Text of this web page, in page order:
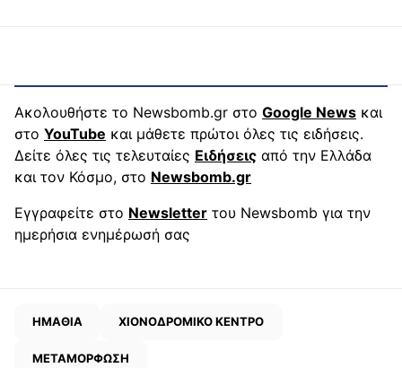
Ακολουθήστε το Newsbomb.gr στο Google News και
στο YouTube και μάθετε πρώτοι όλες τις ειδήσεις.
Δείτε όλες τις τελευταίες Ειδήσεις από την Ελλάδα
και τον Κόσμο, στο Newsbomb.gr
Εγγραφείτε στο Newsletter του Newsbomb για την
ημερήσια ενημέρωσή σας
ΗΜΑΘΙΑ ΧΙΟΝΟΔΡΟΜΙΚΟ ΚΕΝΤΡΟ
ΜΕΤΑΜΟΡΦΩΣΗ